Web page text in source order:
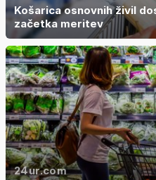
Košarica osnovnih živil
začetka meritev
24ur.com